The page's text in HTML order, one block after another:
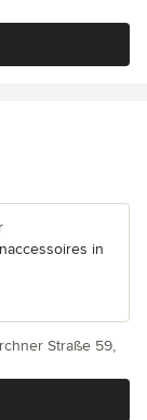
in
Straße 59,